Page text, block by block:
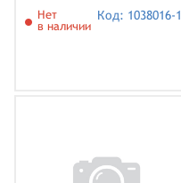
Lorenz SLUE235B6
Нет
в наличии
Код: 1038016-1